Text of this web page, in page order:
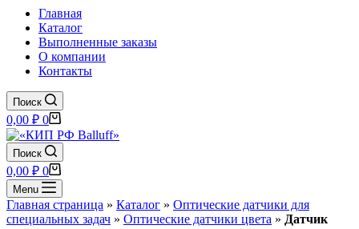
Главная
Каталог
Выполненные заказы
О компании
Контакты
Поиск
Корзина
0,00 ₽ 0
Поиск
Корзина
0,00 ₽ 0
Menu
Главная страница » Каталог » Оптические датчики для
специальных задач » Оптические датчики цвета » Датчик